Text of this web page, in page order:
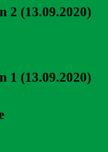
2 (13.09.2020)
1 (13.09.2020)